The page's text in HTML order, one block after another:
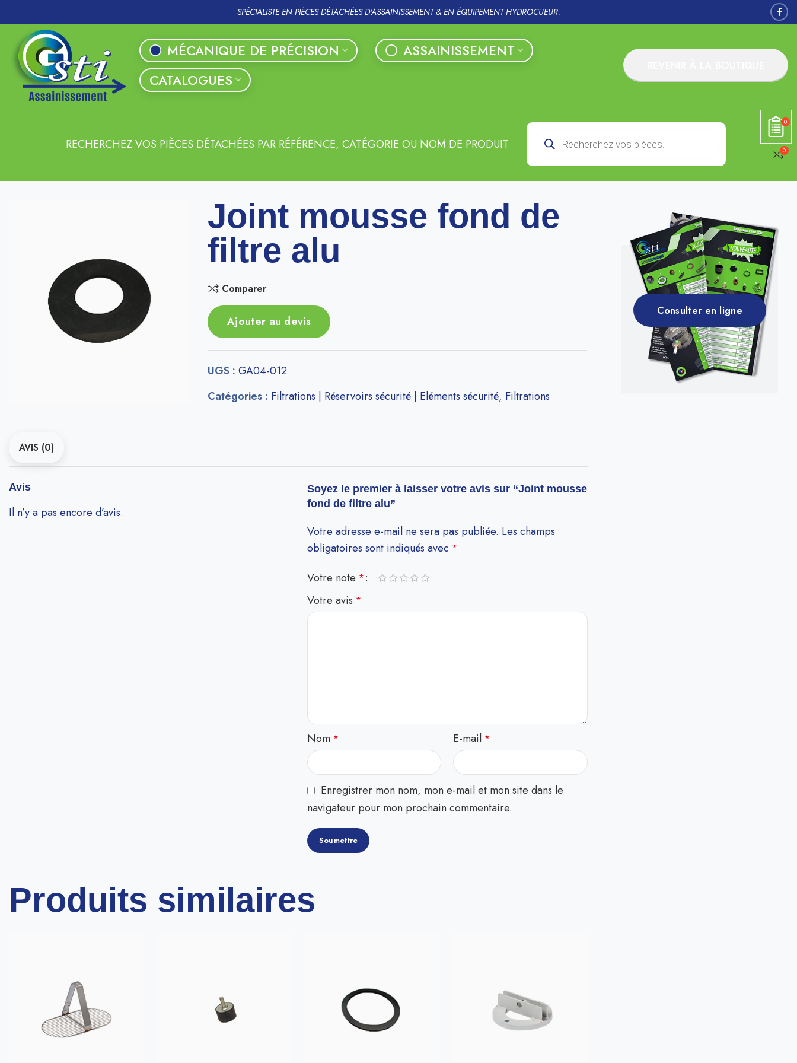
SPÉCIALISTE EN PIÈCES DÉTACHÉES D'ASSAINISSEMENT & EN ÉQUIPEMENT HYDROCUEUR.
MÉCANIQUE DE PRÉCISION
ASSAINISSEMENT
CATALOGUES
RECHERCHEZ VOS PIÈCES DÉTACHÉES PAR RÉFÉRENCE, CATÉGORIE OU NOM DE PRODUIT
0
0
Joint mousse fond de
filtre alu
Comparer
Ajouter au devis
UGS :GA04-012
Catégories : Filtrations | Réservoirs sécurité | Eléments sécurité, Filtrations
AVIS (0)
Avis
Il n’y a pas encore d’avis.
Soyez le premier à laisser votre avis sur “Joint mousse
fond de filtre alu”
Votre adresse e-mail ne sera pas publiée. Les champs
obligatoires sont indiqués avec *
Votre note *
Votre avis *
Nom * E-mail *
Enregistrer mon nom, mon e-mail et mon site dans le
navigateur pour mon prochain commentaire.
Produits similaires
Consulter en ligne